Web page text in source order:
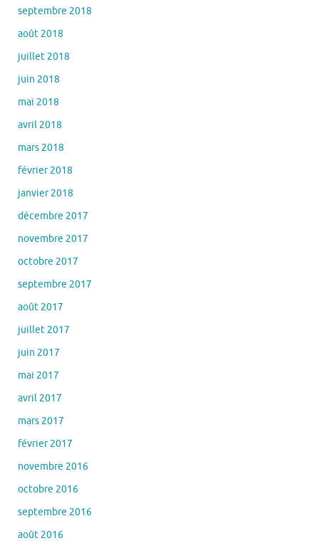
septembre 2018
août 2018
juillet 2018
juin 2018
mai 2018
avril 2018
mars 2018
février 2018
janvier 2018
décembre 2017
novembre 2017
octobre 2017
septembre 2017
août 2017
juillet 2017
juin 2017
mai 2017
avril 2017
mars 2017
février 2017
novembre 2016
octobre 2016
septembre 2016
août 2016